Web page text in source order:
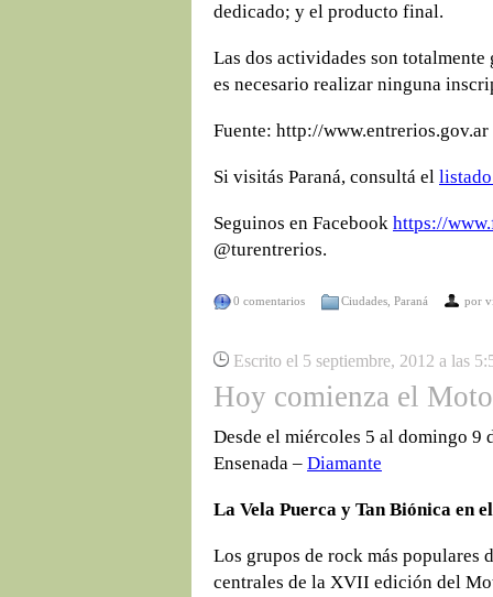
dedicado; y el producto final.
Las dos actividades son
es necesario realizar ninguna
Fuente: http://www.entrerios.gov.ar
Si visitás Paraná, consultá el
Seguinos en Facebook https://
@turentrerios.
0 comentarios Ciudades Paraná por
Escrito el 5 septiembre, 2012 a las
Hoy comienza el
Desde el miércoles 5 al domingo 9
Ensenada – Diamante
La Vela Puerca y Tan Biónica en
Los grupos de rock más populares
centrales de la XVII edición del